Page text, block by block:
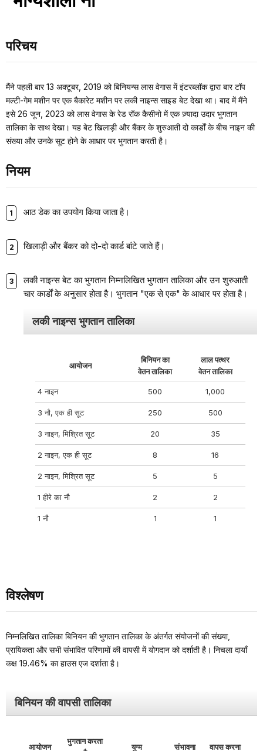
परिचय
मैंने पहली बार 13 अक्टूबर, 2019 को बिनियन्स लास वेगास में इंटरब्लॉक द्वारा बार टॉप
मल्टी-गेम मशीन पर एक बैकारेट मशीन पर लकी नाइन्स साइड बेट देखा था। बाद में मैंने
इसे 26 जून, 2023 को लास वेगास के रेड रॉक कैसीनो में एक ज़्यादा उदार भुगतान
तालिका के साथ देखा। यह बेट खिलाड़ी और बैंकर के शुरुआती दो कार्डों के बीच नाइन की
संख्या और उनके सूट होने के आधार पर भुगतान करती है।
नियम
आठ डेक का उपयोग किया जाता है।
खिलाड़ी और बैंकर को दो-दो कार्ड बांटे जाते हैं।
लकी नाइन्स बेट का भुगतान निम्नलिखित भुगतान तालिका और उन शुरुआती
चार कार्डों के अनुसार होता है। भुगतान "एक से एक" के आधार पर होता है।
लकी नाइन्स भुगतान तालिका
आयोजन
बिनियन का
वेतन तालिका
लाल पत्थर
वेतन तालिका
4 नाइन 500 1,000
3 नौ, एक ही सूट 250 500
3 नाइन, मिश्रित सूट 20 35
2 नाइन, एक ही सूट 8 16
2 नाइन, मिश्रित सूट 5 5
1 हीरे का नौ 2 2
1 नौ 1 1
विश्लेषण
निम्नलिखित तालिका बिनियन की भुगतान तालिका के अंतर्गत संयोजनों की संख्या,
प्रायिकता और सभी संभावित परिणामों की वापसी में योगदान को दर्शाती है। निचला दायाँ
कक्ष 19.46% का हाउस एज दर्शाता है।
बिनियन की वापसी तालिका
आयोजन
भुगतान करता
युग्म संभावना वापस करना